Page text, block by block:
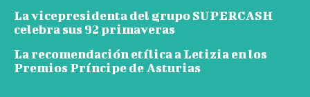
La vicepresidenta del grupo SUPERCASH
celebra sus 92 primaveras
La recomendación etílica a Letizia en los
Premios Príncipe de Asturias